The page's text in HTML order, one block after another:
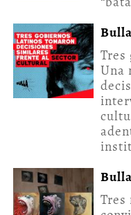
Bulla
Tres
Una
Bulla
Tres